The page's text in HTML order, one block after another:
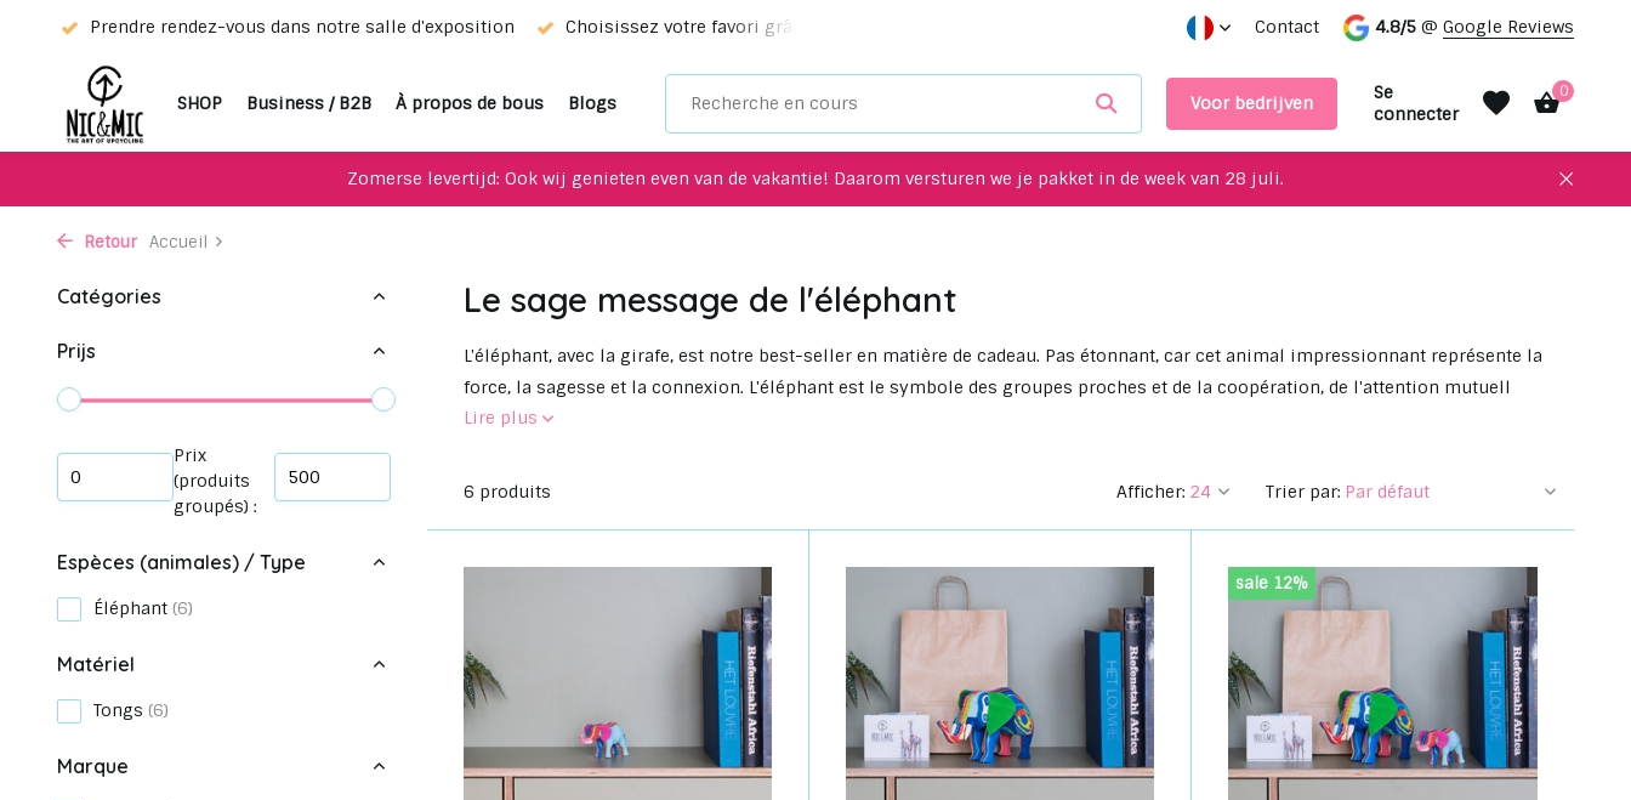
Prendre rendez-vous dans notre salle d'exposition Choisissez votre favori grâce à notre service de sélection! Des objets uniques à recycler pour votre intérieur !
Contact 4.8/5 @ Google Reviews
SHOP Business / B2B À propos de bous Blogs Voor bedrijven
Se
connecter
0
Zomerse levertijd: Ook wij genieten even van de vakantie! Daarom versturen we je pakket in de week van 28 juli.
Retour Accueil
Catégories
Prijs
Prix
(produits
groupés) :
Espèces (animales) / Type
Éléphant (6)
Matériel
Tongs (6)
Marque
Le sage message de l'éléphant
L'éléphant, avec la girafe, est notre best-seller en matière de cadeau. Pas étonnant, car cet animal impressionnant représente la
force, la sagesse et la connexion. L'éléphant est le symbole des groupes proches et de la coopération, de l'attention mutuell
Lire plus
6 produits Afficher: Trier par:
sale 12%